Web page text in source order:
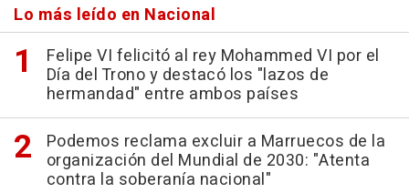
Lo más leído en Nacional
Felipe VI felicitó al rey Mohammed VI por el
Día del Trono y destacó los "lazos de
hermandad" entre ambos países
Podemos reclama excluir a Marruecos de la
organización del Mundial de 2030: "Atenta
contra la soberanía nacional"